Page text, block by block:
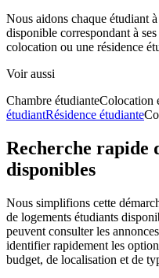
Nous aidons chaque étudiant
disponible correspondant à
colocation ou une résidence
Voir aussi
Chambre étudianteColocation
étudiantRésidence étudiante
Recherche rapide
disponibles
Nous simplifions cette
de logements étudiants
peuvent consulter les
identifier rapidement les
budget, de localisation et de